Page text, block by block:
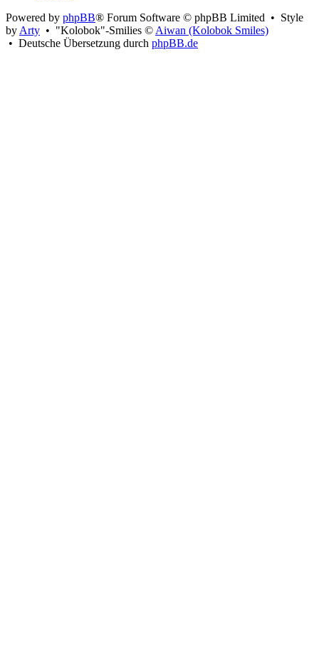
Powered by phpBB® Forum Software © phpBB Limited • Style
by Arty • "Kolobok"-Smilies © Aiwan (Kolobok Smiles)
• Deutsche Übersetzung durch phpBB.de